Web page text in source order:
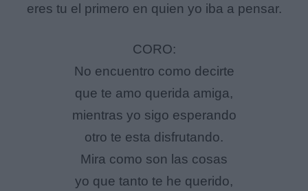
eres tu el primero en quien yo iba a pensar.
CORO:
No encuentro como decirte
que te amo querida amiga,
mientras yo sigo esperando
otro te esta disfrutando.
Mira como son las cosas
yo que tanto te he querido,